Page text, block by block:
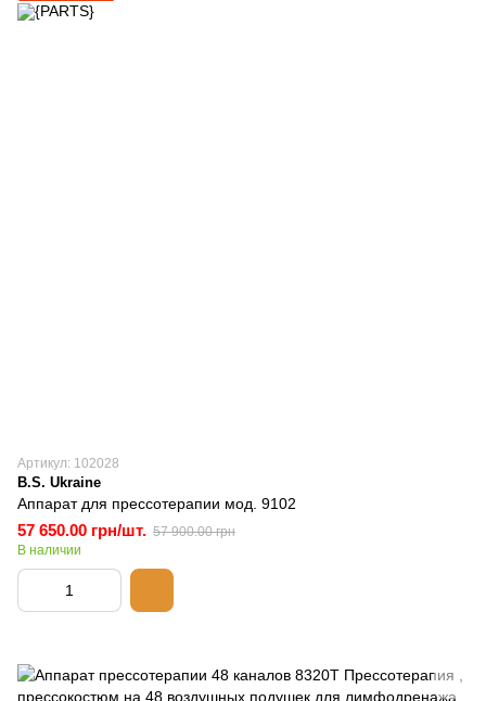
Артикул: 102028
B.S. Ukraine
Аппарат для прессотерапии мод. 9102
57 650.00 грн/шт. 57 900.00 грн
В наличии